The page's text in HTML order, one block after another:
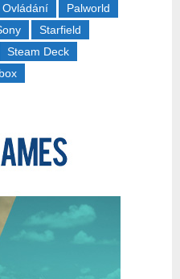
Ovládání
Palworld
Starfield
Steam Deck